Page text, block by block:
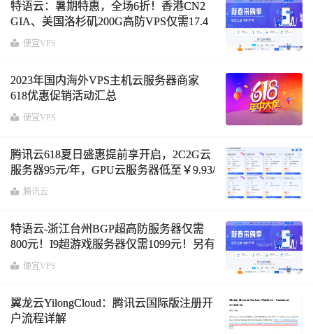
特语云：暑期特惠，全场6折！香港CN2
GIA、美国洛杉矶200G高防VPS仅需17.4
元每月！
便宜VPS
2023年国内海外VPS主机云服务器商家
618优惠促销活动汇总
便宜VPS
腾讯云618夏日盛惠提前享开启，2C2G云
服务器95元/年，GPU云服务器低至￥9.93/
天，￥1120代金券免费领
腾讯云
特语云-浙江台州BGP超高防服务器仅需
800元！I9超游戏服务器仅需1099元！另有
香港CN2、美国CERA高防云服务器25元
便宜VPS
翼龙云YilongCloud：腾讯云国际版注册开
户流程详解